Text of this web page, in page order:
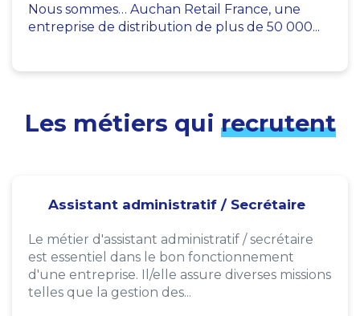
Nous sommes… Auchan Retail France, une
entreprise de distribution de plus de 50 000...
Les métiers qui recrutent
Assistant administratif / Secrétaire
Le métier d'assistant administratif / secrétaire
est essentiel dans le bon fonctionnement
d'une entreprise. Il/elle assure diverses missions
telles que la gestion des...